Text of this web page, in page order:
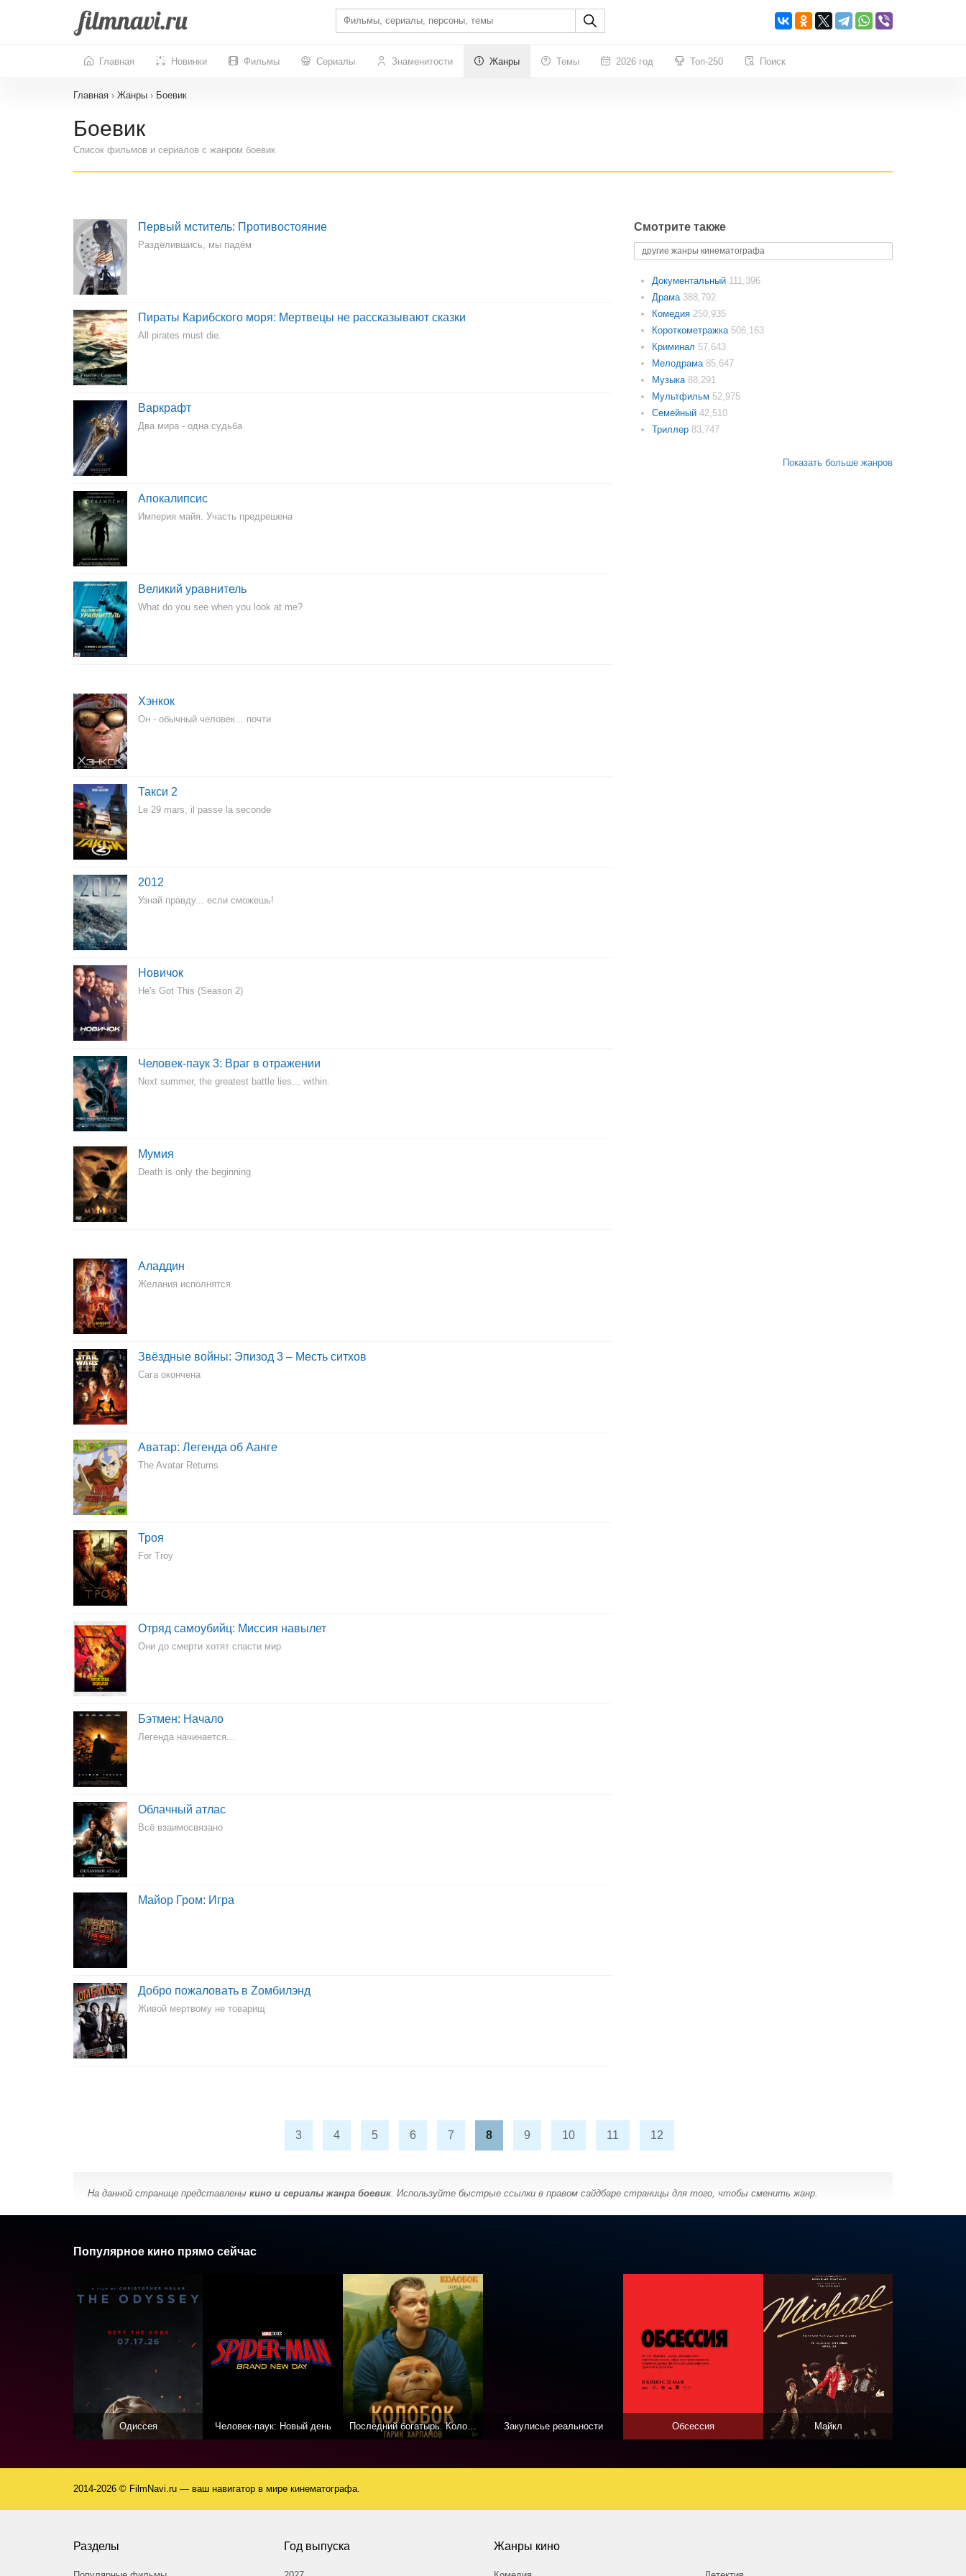
Главная Новинки Фильмы Сериалы Знаменитости Жанры Темы 2026 год Топ-250 Поиск
Главная › Жанры › Боевик
Боевик
Список фильмов и сериалов с жанром боевик
Первый мститель: Противостояние
Разделившись, мы падём
Пираты Карибского моря: Мертвецы не рассказывают сказки
All pirates must die.
Варкрафт
Два мира - одна судьба
Апокалипсис
Империя майя. Участь предрешена
Великий уравнитель
What do you see when you look at me?
Хэнкок
Он - обычный человек... почти
Такси 2
Le 29 mars, il passe la seconde
2012
Узнай правду... если сможешь!
Новичок
He's Got This (Season 2)
Человек-паук 3: Враг в отражении
Next summer, the greatest battle lies... within.
Мумия
Death is only the beginning
Аладдин
Желания исполнятся
Звёздные войны: Эпизод 3 – Месть ситхов
Сага окончена
Аватар: Легенда об Аанге
The Avatar Returns
Троя
For Troy
Отряд самоубийц: Миссия навылет
Они до смерти хотят спасти мир
Бэтмен: Начало
Легенда начинается...
Облачный атлас
Всё взаимосвязано
Майор Гром: Игра
Добро пожаловать в Zомбилэнд
Живой мертвому не товарищ
Смотрите также
другие жанры кинематографа
Документальный 111,396
Драма 388,792
Комедия 250,935
Короткометражка 506,163
Криминал 57,643
Мелодрама 85,647
Музыка 88,291
Мультфильм 52,975
Семейный 42,510
Триллер 83,747
Показать больше жанров
3 4 5 6 7 8 9 10 11 12
На данной странице представлены кино и сериалы жанра боевик. Используйте быстрые ссылки в правом сайдбаре страницы для того, чтобы сменить жанр.
Популярное кино прямо сейчас
Одиссея Человек-паук: Новый день Последний богатырь. Колобок Закулисье реальности Обсессия Майкл
2014-2026 © FilmNavi.ru — ваш навигатор в мире кинематографа.
Разделы Год выпуска Жанры кино